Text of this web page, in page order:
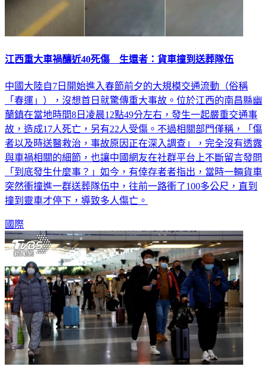
江西重大車禍釀近40死傷 生還者：貨車撞到送葬隊伍
中國大陸自7日開始進入春節前夕的大規模交通流動（俗稱
「春運」），沒想首日就驚傳重大事故。位於江西的南昌縣幽
蘭鎮在當地時間8日凌晨12點49分左右，發生一起嚴重交通事
故，造成17人死亡，另有22人受傷。不過相關部門僅稱，「傷
者以及時送醫救治，事故原因正在深入調查」，完全沒有透露
與車禍相關的細節，也讓中國網友在社群平台上不斷留言發問
「到底發生什麼事？」如今，有倖存者者指出，當時一輛貨車
突然衝撞進一群送葬隊伍中，往前一路衝了100多公尺，直到
撞到靈車才停下，導致多人傷亡。
國際